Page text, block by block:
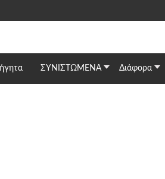
ΣΥΝΙΣΤΩΜΕΝΑ Διάφορα